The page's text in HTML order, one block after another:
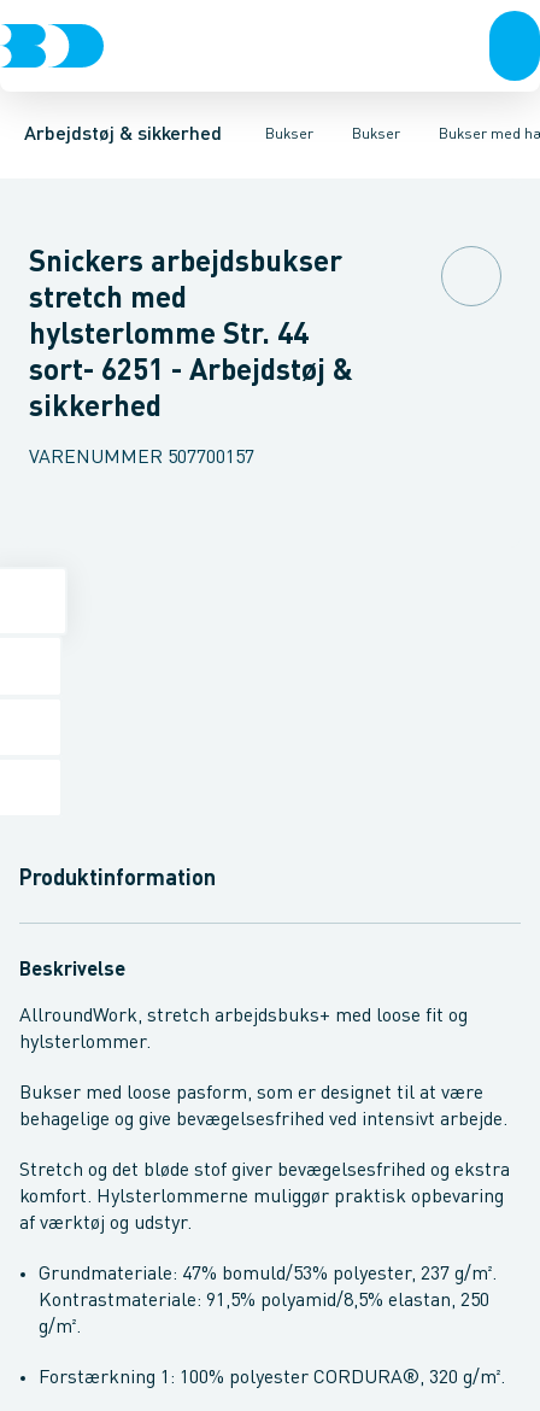
Arbejdstøj & sikkerhed Bukser
Trøjer & t-shirtsBukser Overtøj & huer Undertøj & sokkerSko
Bukser
BukserKnickers & Shorts OverallsKedeldragter Knæskånere
Bukser med
Bukser med hængelommer Bukser med lårlommer
Snickers arbejdsbukser
stretch med
hylsterlomme Str. 44
sort- 6251 - Arbejdstøj &
sikkerhed
VARENUMMER 507700157
Produktinformation
Beskrivelse
AllroundWork, stretch arbejdsbuks+ med loose fit og
hylsterlommer.
Bukser med loose pasform, som er designet til at være
behagelige og give bevægelsesfrihed ved intensivt arbejde.
Stretch og det bløde stof giver bevægelsesfrihed og ekstra
komfort. Hylsterlommerne muliggør praktisk opbevaring
af værktøj og udstyr.
Grundmateriale: 47% bomuld/53% polyester, 237 g/m².
Kontrastmateriale: 91,5% polyamid/8,5% elastan, 250
g/m².
Forstærkning 1: 100% polyester CORDURA®, 320 g/m².